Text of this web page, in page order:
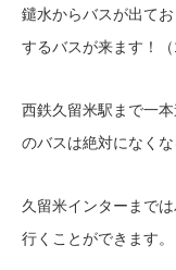
鑓水からバスが出て
するバスが来ます！（
西鉄久留米駅まで一
のバスは絶対になく
久留米インターまで
行くことができます。